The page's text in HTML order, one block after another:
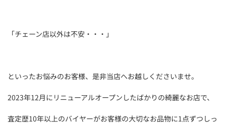
「チェーン店以外は不安・・・」
といったお悩みのお客様、是非当店へお越しくださいませ。
2023年12月にリニューアルオープンしたばかりの綺麗なお店で、
査定歴10年以上のバイヤーがお客様の大切なお品物に1点ずつしっ